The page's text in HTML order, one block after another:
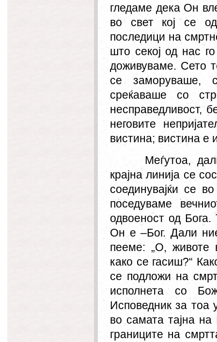
гледаме дека Он
во свет кој се
последици на
што секој од нас
доживуваме. Сето
се заморуваше,
среќаваше со
несправедливост,
неговите
вистина; вистина е
Меѓутоа,
крајна линија се
соединувајќи се
поседуваме
одвоеност од
Он е –Бог. Дали
пееме: „О, животе
како се гасиш?“
се подложи на
исполнета со
Исповедник за тоа
во самата тајна на
границите на